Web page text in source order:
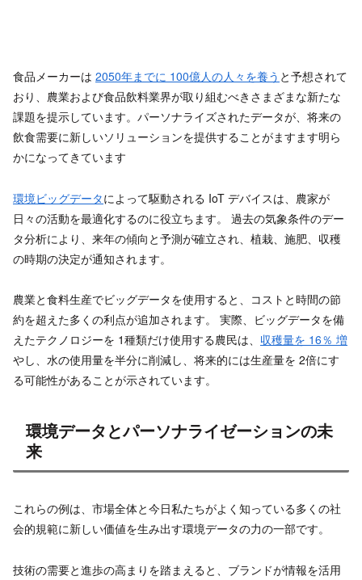
食品メーカーは 2050年までに 100億人の人々を養う と予想されて
おり、農業および食品飲料業界が取り組むべきさまざまな新たな
課題を提示しています。パーソナライズされたデータが、将来の
飲食需要に新しいソリューションを提供することがますます明ら
かになってきています
環境ビッグデータによって駆動される IoT デバイスは、農家が
日々の活動を最適化するのに役立ちます。 過去の気象条件のデー
タ分析により、来年の傾向と予測が確立され、植栽、施肥、収穫
の時期の決定が通知されます。
農業と食料生産でビッグデータを使用すると、コストと時間の節
約を超えた多くの利点が追加されます。 実際、ビッグデータを備
えたテクノロジーを 1種類だけ使用する農民は、 収穫量を 16％ 増
やし、水の使用量を半分に削減し、将来的には生産量を 2倍にす
る可能性があることが示されています。
環境データとパーソナライゼーションの未
来
これらの例は、市場全体と今日私たちがよく知っている多くの社
会的規範に新しい価値を生み出す環境データの力の一部です。
技術の需要と進歩の高まりを踏まえると、ブランドが情報を活用